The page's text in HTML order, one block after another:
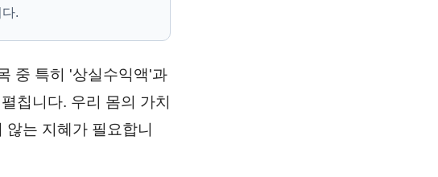
.
중 특히 '상실수익액'과
칩니다. 우리 몸의 가치
는 지혜가 필요합니